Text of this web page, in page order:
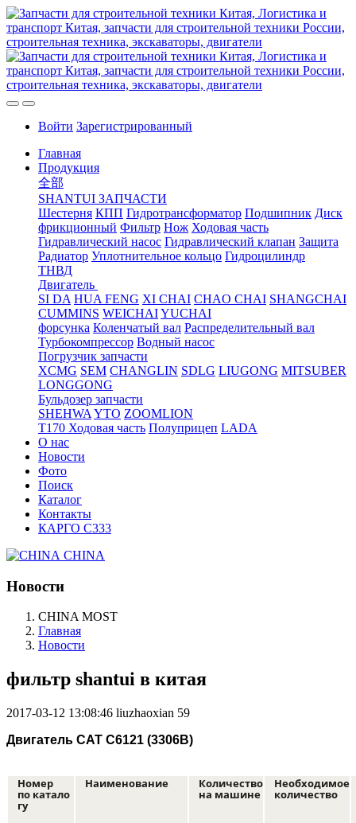
Войти Зарегистрированный
Главная
Продукция
全部
SHANTUI ЗАПЧАСТИ
Шестерня КПП Гидротрансформатор Подшипник Диск
фрикционный Фильтр Нож Ходовая часть
Гидравлический насос Гидравлический клапан Защита
Радиатор Уплотнительное кольцо Гидроцилиндр
ТНВД
Двигатель
SI DA HUA FENG XI CHAI CHAO CHAI SHANGCHAI
CUMMINS WEICHAIYUCHAI
форсунка Коленчатый вал Распределительный вал
Турбокомпрессор Водный насос
Погрузчик запчасти
XCMG SEM CHANGLIN SDLG LIUGONG MITSUBER
LONGGONG
Бульдозер запчасти
SHEHWA YTO ZOOMLION
T170 Ходовая часть Полуприцеп LADA
О нас
Новости
Фото
Поиск
Каталог
Контакты
КАРГО С333
CHINA
Новости
CHINA MOST
Главная
Новости
фильтр shantui в китая
2017-03-12 13:08:46 liuzhaoxian 59
Двигатель CAT С6121 (3306B)
Номер
по катало
гу
Наименование Количество
на машине
Необходимое
количество